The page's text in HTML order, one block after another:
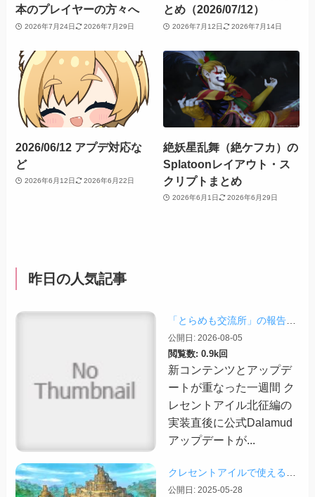
本のプレイヤーの方々へ
2026年7月24日 2026年7月29日
とめ（2026/07/12）
2026年7月12日 2026年7月14日
2026/06/12 アプデ対応な
ど
2026年6月12日 2026年6月22日
絶妖星乱舞（絶ケフカ）の
Splatoonレイアウト・ス
クリプトまとめ
2026年6月1日 2026年6月29日
昨日の人気記事
「とらめも交流所」の報告 2026/08/03
公開日: 2026-08-05
閲覧数: 0.9k回
新コンテンツとアップデ
ートが重なった一週間 ク
レセントアイル北征編の
実装直後に公式Dalamud
アップデートが...
クレセントアイルで使えるツール情報まとめ【2026/07/30更新】
公開日: 2025-05-28